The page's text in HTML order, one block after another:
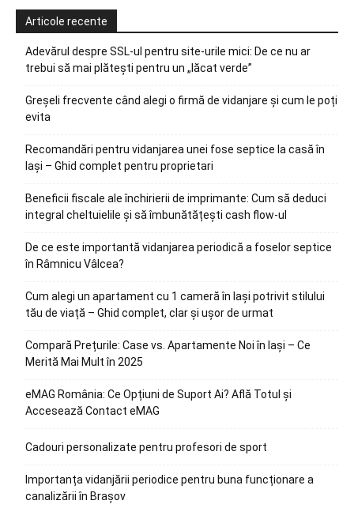
Articole recente
Adevărul despre SSL-ul pentru site-urile mici: De ce nu ar
trebui să mai plătești pentru un „lăcat verde”
Greșeli frecvente când alegi o firmă de vidanjare și cum le poți
evita
Recomandări pentru vidanjarea unei fose septice la casă în
Iași – Ghid complet pentru proprietari
Beneficii fiscale ale închirierii de imprimante: Cum să deduci
integral cheltuielile și să îmbunătățești cash flow-ul
De ce este importantă vidanjarea periodică a foselor septice
în Râmnicu Vâlcea?
Cum alegi un apartament cu 1 cameră în Iași potrivit stilului
tău de viață – Ghid complet, clar și ușor de urmat
Compară Prețurile: Case vs. Apartamente Noi în Iași – Ce
Merită Mai Mult în 2025
eMAG România: Ce Opțiuni de Suport Ai? Află Totul și
Accesează Contact eMAG
Cadouri personalizate pentru profesori de sport
Importanța vidanjării periodice pentru buna funcționare a
canalizării în Brașov